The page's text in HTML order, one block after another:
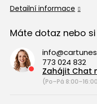
Detailní informace
Máte dotaz nebo
773 024 832
Zahájit Chat
(Po–Pá